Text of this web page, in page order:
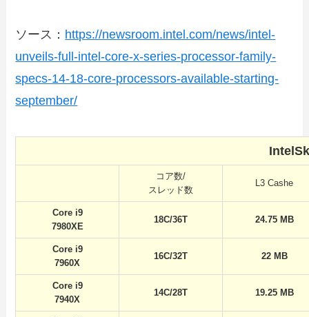
ソース： https://newsroom.intel.com/news/intel-
unveils-full-intel-core-x-series-processor-family-
specs-14-18-core-processors-available-starting-
september/
コア数/
スレッド数
L3 Cashe
Core i9
7980XE
18C/36T 24.75 MB
Core i9
7960X
16C/32T 22 MB
Core i9
7940X
14C/28T 19.25 MB